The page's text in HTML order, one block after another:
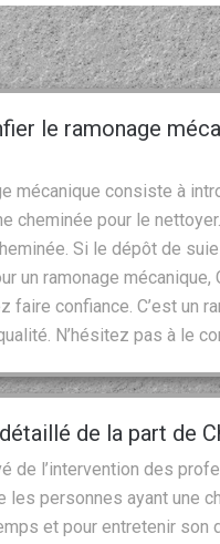
le ramonage
mécanique consiste à
cheminée pour le
Si le dépôt de
un ramonage
faire confiance. C’est un
N’hésitez pas à le
de la part de
de l’intervention des
les personnes ayant une
et pour entretenir son